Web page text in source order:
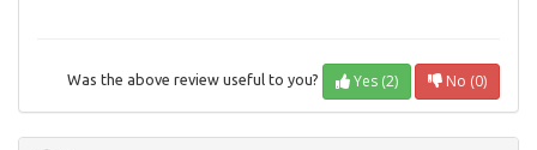
Was the above review useful to you? Yes (2) No (0)